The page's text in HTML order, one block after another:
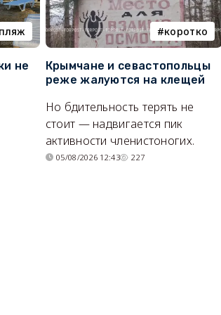
пляж
не
коротко
Крымчане и севастопольцы
реже жалуются на клещей
Но бдительность терять не
стоит — надвигается пик
активности членистоногих.
05/08/2026 12:43 227